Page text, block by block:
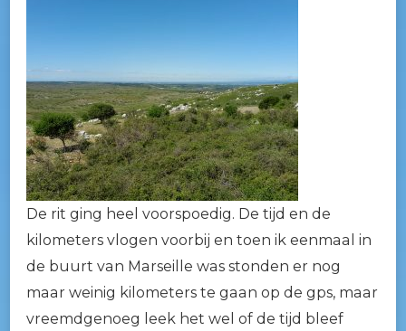
De rit ging heel voorspoedig. De tijd en de
kilometers vlogen voorbij en toen ik eenmaal in
de buurt van Marseille was stonden er nog
maar weinig kilometers te gaan op de gps, maar
vreemdgenoeg leek het wel of de tijd bleef